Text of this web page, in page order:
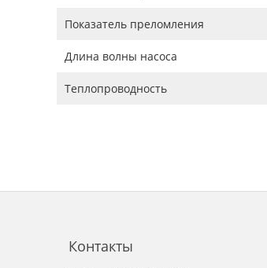
Показатель преломления
Длина волны насоса
Теплопроводность
Контакты